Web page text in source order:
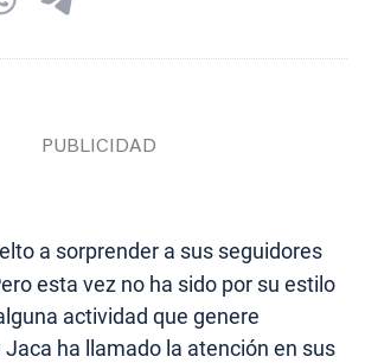
a sorprender a sus seguidores
esta vez no ha sido por su estilo
actividad que genere
ha llamado la atención en sus